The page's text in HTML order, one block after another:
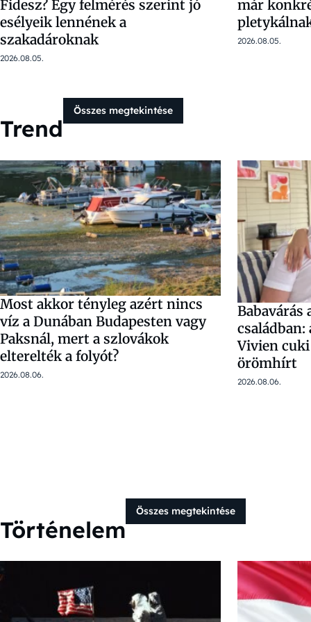
Fidesz? Egy felmérés szerint jó
esélyeik lennének a
szakadároknak
2026.08.05.
már
2026.08.05.
Trend
Összes megtekintése
Most akkor tényleg azért nincs
víz a Dunában Budapesten vagy
Paksnál, mert a szlovákok
elterelték a folyót?
2026.08.06.
Babavárás
Vivien
örömhírt
2026.08.06.
Történelem
Összes megtekintése